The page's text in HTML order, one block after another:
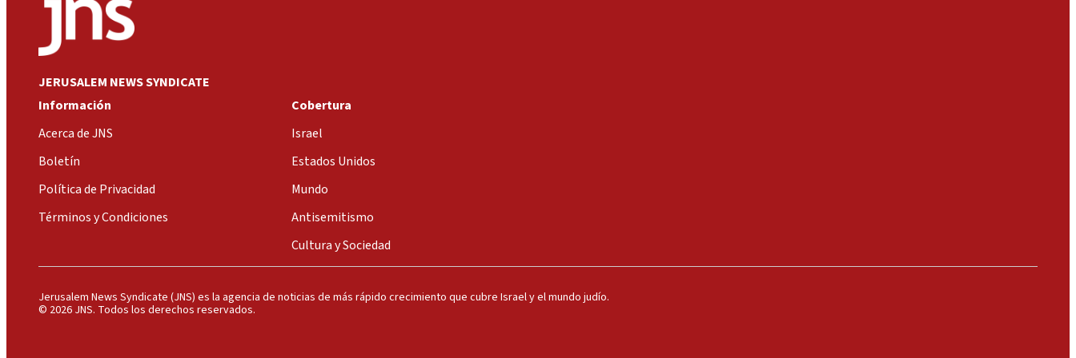
JERUSALEM NEWS SYNDICATE
Información
Acerca de JNS
Boletín
Política de Privacidad
Términos y Condiciones
Cobertura
Israel
Estados Unidos
Mundo
Antisemitismo
Cultura y Sociedad
Jerusalem News Syndicate (JNS) es la agencia de noticias de más rápido crecimiento que cubre Israel y el mundo judío.
© 2026 JNS. Todos los derechos reservados.